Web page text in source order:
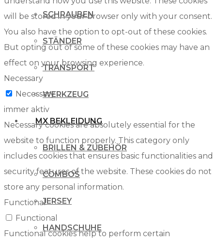
SCHRAUBEN
STÄNDER
TRANSPORT
WERKZEUG
MX BEKLEIDUNG
BRILLEN & ZUBEHÖR
COMBOS
JERSEY
HANDSCHUHE
will be stored in your browser only with your consent.
You also have the option to opt-out of these cookies.
But opting out of some of these cookies may have an
effect on your browsing experience.
Necessary
Necessary
immer aktiv
Necessary cookies are absolutely essential for the
website to function properly. This category only
includes cookies that ensures basic functionalities and
security features of the website. These cookies do not
store any personal information.
Functional
Functional
Functional cookies help to perform certain